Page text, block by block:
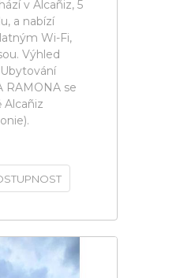
v Alcañiz, 5
a nabízí
Wi-Fi,
Výhled
RAMONA se
Alcañiz